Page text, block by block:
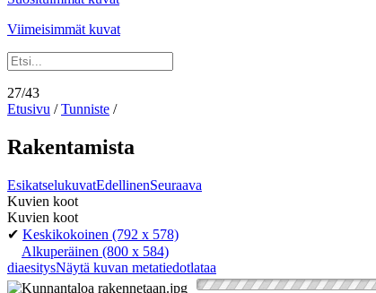
Viimeisimmät kuvat
27/43
Etusivu /Tunniste /
Rakentamista
EsikatselukuvatEdellinenSeuraava
Kuvien koot
Kuvien koot
✔ Keskikokoinen (792 x 578)
Alkuperäinen (800 x 584)
diaesitysNäytä kuvan metatiedotlataa